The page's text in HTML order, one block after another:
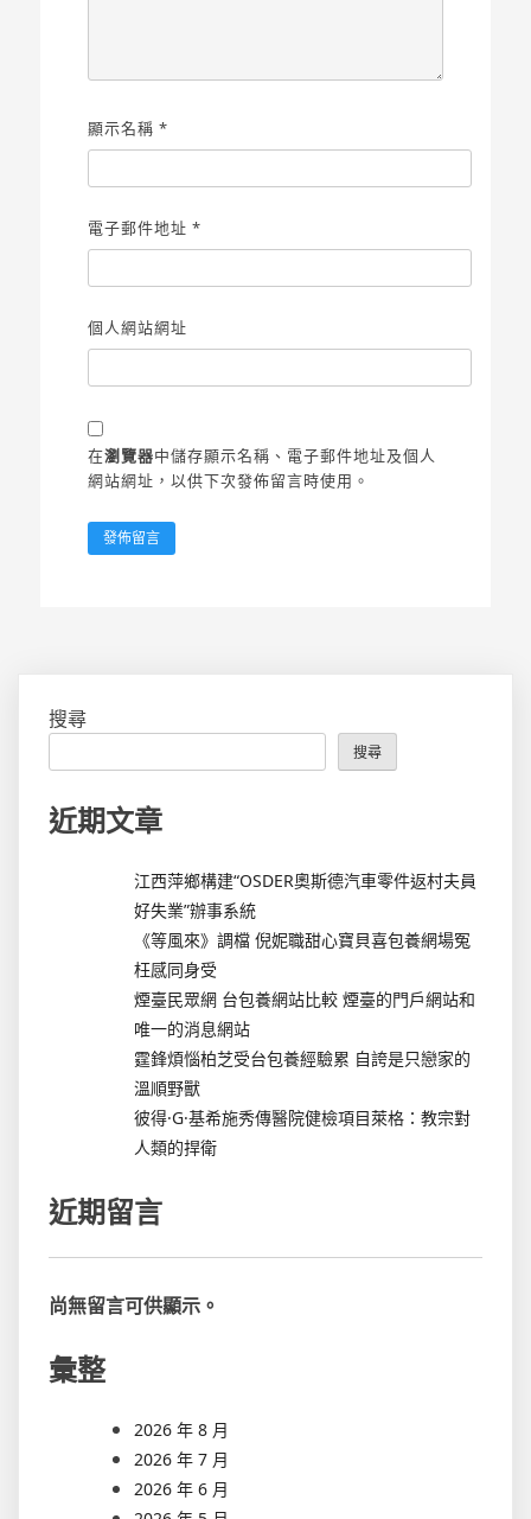
顯示名稱*
電子郵件地址*
個人網站網址
在瀏覽器中儲存顯示名稱、電子郵件地址及個人
網站網址，以供下次發佈留言時使用。
搜尋
搜尋
近期文章
江西萍鄉構建“OSDER奧斯德汽車零件返村夫員
好失業”辦事系統
《等風來》調檔 倪妮職甜心寶貝喜包養網場冤
枉感同身受
煙臺民眾網 台包養網站比較 煙臺的門戶網站和
唯一的消息網站
霆鋒煩惱柏芝受台包養經驗累 自誇是只戀家的
溫順野獸
彼得·G·基希施秀傳醫院健檢項目萊格：教宗對
人類的捍衛
近期留言
尚無留言可供顯示。
彙整
2026 年 8 月
2026 年 7 月
2026 年 6 月